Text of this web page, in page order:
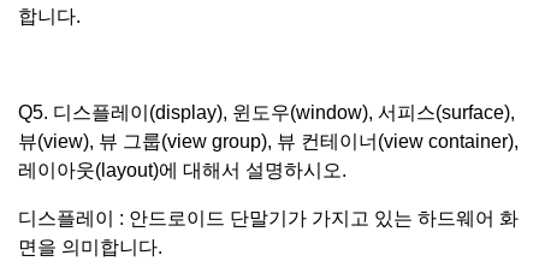
합니다.
Q5. 디스플레이(display), 윈도우(window), 서피스(surface),
뷰(view), 뷰 그룹(view group), 뷰 컨테이너(view container),
레이아웃(layout)에 대해서 설명하시오.
디스플레이 : 안드로이드 단말기가 가지고 있는 하드웨어 화
면을 의미합니다.